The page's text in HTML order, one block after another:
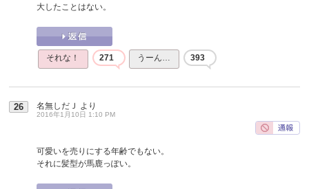
大したことはない。
それな！ 271 うーん… 393
26 名無しだＪ より
2016年1月10日 1:10 PM
可愛いを売りにする年齢でもない。
それに髪型が馬鹿っぽい。